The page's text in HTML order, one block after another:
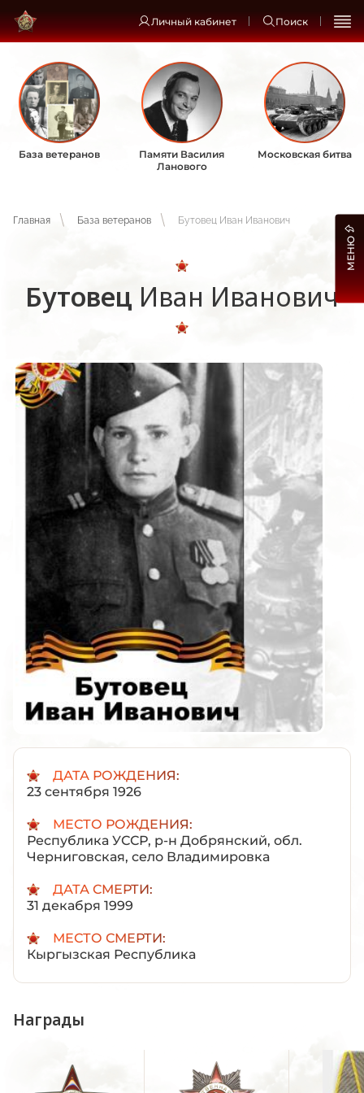
Личный кабинет Поиск
База ветеранов
Памяти Василия
Ланового
Московская битва
Главная База ветеранов Бутовец Иван Иванович
Бутовец Иван Иванович
ДАТА РОЖДЕНИЯ:
23 сентября 1926
МЕСТО РОЖДЕНИЯ:
Республика УССР, р-н Добрянский, обл.
Черниговская, село Владимировка
ДАТА СМЕРТИ:
31 декабря 1999
МЕСТО СМЕРТИ:
Кыргызская Республика
Награды
МЕНЮ